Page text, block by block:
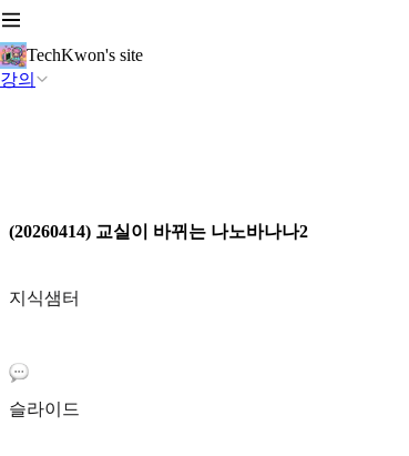
TechKwon's site
강의
(20260414) 교실이 바뀌는 나노바나나2
지식샘터
슬라이드